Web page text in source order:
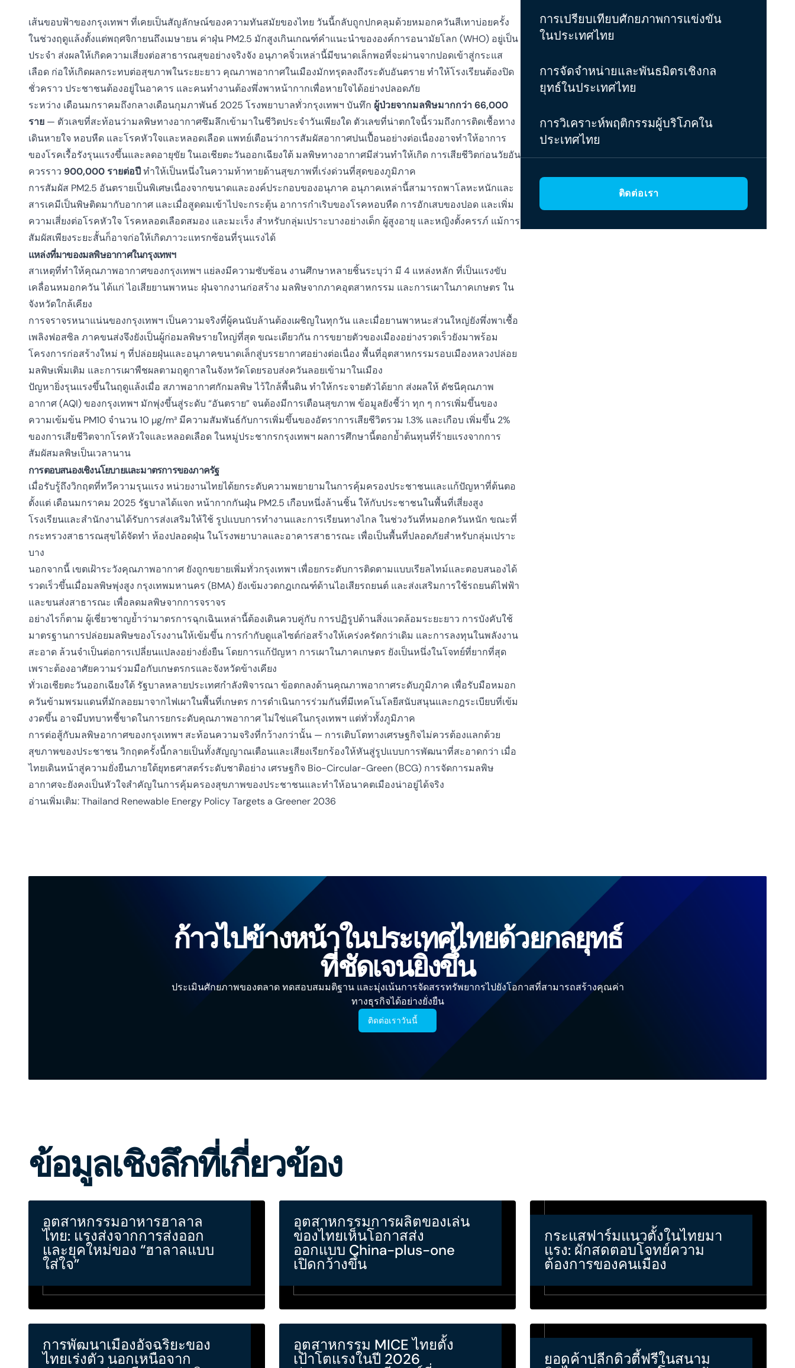
เส้นขอบฟ้าของกรุงเทพฯ ที่เคยเป็นสัญลักษณ์ของความทันสมัยของไทย วันนี้กลับถูกปกคลุมด้วยหมอกควันสีเทาบ่อยครั้ง
ในช่วงฤดูแล้งตั้งแต่พฤศจิกายนถึงเมษายน ค่าฝุ่น PM2.5 มักสูงเกินเกณฑ์คำแนะนำขององค์การอนามัยโลก (WHO) อยู่เป็น
ประจำ ส่งผลให้เกิดความเสี่ยงต่อสาธารณสุขอย่างจริงจัง อนุภาคจิ๋วเหล่านี้มีขนาดเล็กพอที่จะผ่านจากปอดเข้าสู่กระแส
เลือด ก่อให้เกิดผลกระทบต่อสุขภาพในระยะยาว คุณภาพอากาศในเมืองมักทรุดลงถึงระดับอันตราย ทำให้โรงเรียนต้องปิด
ชั่วคราว ประชาชนต้องอยู่ในอาคาร และคนทำงานต้องพึ่งพาหน้ากากเพื่อหายใจได้อย่างปลอดภัย
ระหว่าง เดือนมกราคมถึงกลางเดือนกุมภาพันธ์ 2025 โรงพยาบาลทั่วกรุงเทพฯ บันทึก ผู้ป่วยจากมลพิษมากกว่า 66,000
ราย — ตัวเลขที่สะท้อนว่ามลพิษทางอากาศซึมลึกเข้ามาในชีวิตประจำวันเพียงใด ตัวเลขที่น่าตกใจนี้รวมถึงการติดเชื้อทาง
เดินหายใจ หอบหืด และโรคหัวใจและหลอดเลือด แพทย์เตือนว่าการสัมผัสอากาศปนเปื้อนอย่างต่อเนื่องอาจทำให้อาการ
ของโรคเรื้อรังรุนแรงขึ้นและลดอายุขัย ในเอเชียตะวันออกเฉียงใต้ มลพิษทางอากาศมีส่วนทำให้เกิด การเสียชีวิตก่อนวัยอัน
ควรราว 900,000 รายต่อปีทำให้เป็นหนึ่งในความท้าทายด้านสุขภาพที่เร่งด่วนที่สุดของภูมิภาค
การสัมผัส PM2.5 อันตรายเป็นพิเศษเนื่องจากขนาดและองค์ประกอบของอนุภาค อนุภาคเหล่านี้สามารถพาโลหะหนักและ
สารเคมีเป็นพิษติดมากับอากาศ และเมื่อสูดดมเข้าไปจะกระตุ้น อาการกำเริบของโรคหอบหืด การอักเสบของปอด และเพิ่ม
ความเสี่ยงต่อโรคหัวใจ โรคหลอดเลือดสมอง และมะเร็ง สำหรับกลุ่มเปราะบางอย่างเด็ก ผู้สูงอายุ และหญิงตั้งครรภ์ แม้การ
สัมผัสเพียงระยะสั้นก็อาจก่อให้เกิดภาวะแทรกซ้อนที่รุนแรงได้
แหล่งที่มาของมลพิษอากาศในกรุงเทพฯ
สาเหตุที่ทำให้คุณภาพอากาศของกรุงเทพฯ แย่ลงมีความซับซ้อน งานศึกษาหลายชิ้นระบุว่า มี 4 แหล่งหลัก ที่เป็นแรงขับ
เคลื่อนหมอกควัน ได้แก่ไอเสียยานพาหนะ ฝุ่นจากงานก่อสร้าง มลพิษจากภาคอุตสาหกรรม และการเผาในภาคเกษตร ใน
จังหวัดใกล้เคียง
การจราจรหนาแน่นของกรุงเทพฯ เป็นความจริงที่ผู้คนนับล้านต้องเผชิญในทุกวัน และเมื่อยานพาหนะส่วนใหญ่ยังพึ่งพาเชื้อ
เพลิงฟอสซิล ภาคขนส่งจึงยังเป็นผู้ก่อมลพิษรายใหญ่ที่สุด ขณะเดียวกัน การขยายตัวของเมืองอย่างรวดเร็วยังมาพร้อม
โครงการก่อสร้างใหม่ ๆ ที่ปล่อยฝุ่นและอนุภาคขนาดเล็กสู่บรรยากาศอย่างต่อเนื่อง พื้นที่อุตสาหกรรมรอบเมืองหลวงปล่อย
มลพิษเพิ่มเติม และการเผาพืชผลตามฤดูกาลในจังหวัดโดยรอบส่งควันลอยเข้ามาในเมือง
ปัญหายิ่งรุนแรงขึ้นในฤดูแล้งเมื่อ สภาพอากาศกักมลพิษไว้ใกล้พื้นดิน ทำให้กระจายตัวได้ยาก ส่งผลให้ ดัชนีคุณภาพ
อากาศ (AQI)ของกรุงเทพฯ มักพุ่งขึ้นสู่ระดับ “อันตราย” จนต้องมีการเตือนสุขภาพ ข้อมูลยังชี้ว่า ทุก ๆ การเพิ่มขึ้นของ
ความเข้มข้น PM10 จำนวน 10 µg/m³ มีความสัมพันธ์กับการเพิ่มขึ้นของอัตราการเสียชีวิตรวม 1.3% และเกือบ เพิ่มขึ้น 2%
ของการเสียชีวิตจากโรคหัวใจและหลอดเลือดในหมู่ประชากรกรุงเทพฯ ผลการศึกษานี้ตอกย้ำต้นทุนที่ร้ายแรงจากการ
สัมผัสมลพิษเป็นเวลานาน
การตอบสนองเชิงนโยบายและมาตรการของภาครัฐ
เมื่อรับรู้ถึงวิกฤตที่ทวีความรุนแรง หน่วยงานไทยได้ยกระดับความพยายามในการคุ้มครองประชาชนและแก้ปัญหาที่ต้นตอ
ตั้งแต่ เดือนมกราคม 2025 รัฐบาลได้แจก หน้ากากกันฝุ่น PM2.5 เกือบหนึ่งล้านชิ้นให้กับประชาชนในพื้นที่เสี่ยงสูง
โรงเรียนและสำนักงานได้รับการส่งเสริมให้ใช้ รูปแบบการทำงานและการเรียนทางไกล ในช่วงวันที่หมอกควันหนัก ขณะที่
กระทรวงสาธารณสุขได้จัดทำ ห้องปลอดฝุ่นในโรงพยาบาลและอาคารสาธารณะ เพื่อเป็นพื้นที่ปลอดภัยสำหรับกลุ่มเปราะ
บาง
นอกจากนี้ เขตเฝ้าระวังคุณภาพอากาศ ยังถูกขยายเพิ่มทั่วกรุงเทพฯ เพื่อยกระดับการติดตามแบบเรียลไทม์และตอบสนองได้
รวดเร็วขึ้นเมื่อมลพิษพุ่งสูง กรุงเทพมหานคร (BMA) ยังเข้มงวดกฎเกณฑ์ด้านไอเสียรถยนต์ และส่งเสริมการใช้รถยนต์ไฟฟ้า
และขนส่งสาธารณะ เพื่อลดมลพิษจากการจราจร
อย่างไรก็ตาม ผู้เชี่ยวชาญย้ำว่ามาตรการฉุกเฉินเหล่านี้ต้องเดินควบคู่กับ การปฏิรูปด้านสิ่งแวดล้อมระยะยาว การบังคับใช้
มาตรฐานการปล่อยมลพิษของโรงงานให้เข้มขึ้น การกำกับดูแลไซต์ก่อสร้างให้เคร่งครัดกว่าเดิม และการลงทุนในพลังงาน
สะอาด ล้วนจำเป็นต่อการเปลี่ยนแปลงอย่างยั่งยืน โดยการแก้ปัญหา การเผาในภาคเกษตร ยังเป็นหนึ่งในโจทย์ที่ยากที่สุด
เพราะต้องอาศัยความร่วมมือกับเกษตรกรและจังหวัดข้างเคียง
ทั่วเอเชียตะวันออกเฉียงใต้ รัฐบาลหลายประเทศกำลังพิจารณา ข้อตกลงด้านคุณภาพอากาศระดับภูมิภาค เพื่อรับมือหมอก
ควันข้ามพรมแดนที่มักลอยมาจากไฟเผาในพื้นที่เกษตร การดำเนินการร่วมกันที่มีเทคโนโลยีสนับสนุนและกฎระเบียบที่เข้ม
งวดขึ้น อาจมีบทบาทชี้ขาดในการยกระดับคุณภาพอากาศ ไม่ใช่แค่ในกรุงเทพฯ แต่ทั่วทั้งภูมิภาค
การต่อสู้กับมลพิษอากาศของกรุงเทพฯ สะท้อนความจริงที่กว้างกว่านั้น — การเติบโตทางเศรษฐกิจไม่ควรต้องแลกด้วย
สุขภาพของประชาชน วิกฤตครั้งนี้กลายเป็นทั้งสัญญาณเตือนและเสียงเรียกร้องให้หันสู่รูปแบบการพัฒนาที่สะอาดกว่า เมื่อ
ไทยเดินหน้าสู่ความยั่งยืนภายใต้ยุทธศาสตร์ระดับชาติอย่าง เศรษฐกิจ Bio-Circular-Green (BCG) การจัดการมลพิษ
อากาศจะยังคงเป็นหัวใจสำคัญในการคุ้มครองสุขภาพของประชาชนและทำให้อนาคตเมืองน่าอยู่ได้จริง
อ่านเพิ่มเติม:Thailand Renewable Energy Policy Targets a Greener 2036
การเปรียบเทียบศักยภาพการแข่งขัน
ในประเทศไทย
การจัดจำหน่ายและพันธมิตรเชิงกล
ยุทธ์ในประเทศไทย
การวิเคราะห์พฤติกรรมผู้บริโภคใน
ประเทศไทย
ติดต่อเรา
ก้าวไปข้างหน้าในประเทศไทยด้วยกลยุทธ์
ที่ชัดเจนยิ่งขึ้น
ประเมินศักยภาพของตลาด ทดสอบสมมติฐาน และมุ่งเน้นการจัดสรรทรัพยากรไปยังโอกาสที่สามารถสร้างคุณค่า
ทางธุรกิจได้อย่างยั่งยืน
ติดต่อเราวันนี้
ข้อมูลเชิงลึกที่เกี่ยวข้อง
อุตสาหกรรมอาหารฮาลาล
ไทย: แรงส่งจากการส่งออก
และยุคใหม่ของ “ฮาลาลแบบ
ใส่ใจ”
อุตสาหกรรมการผลิตของเล่น
ของไทยเห็นโอกาสส่ง
ออกแบบ China-plus-one
เปิดกว้างขึ้น
กระแสฟาร์มแนวตั้งในไทยมา
แรง: ผักสดตอบโจทย์ความ
ต้องการของคนเมือง
การพัฒนาเมืองอัจฉริยะของ
ไทยเร่งตัว นอกเหนือจาก
อุตสาหกรรม MICE ไทยตั้ง
เป้าโตแรงในปี 2026 ยอดค้าปลีกดิวตี้ฟรีในสนาม